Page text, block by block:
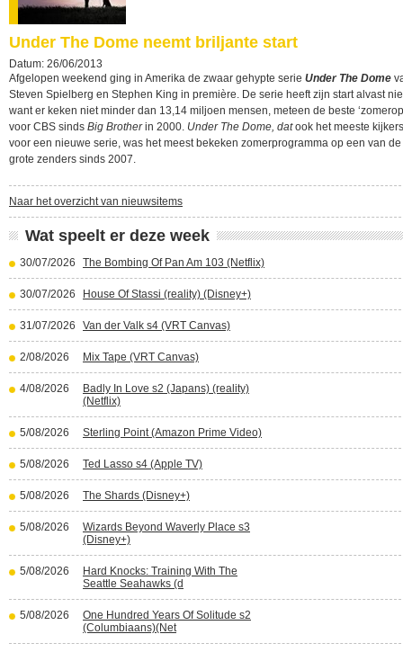
Under The Dome neemt briljante start
Datum: 26/06/2013
Afgelopen weekend ging in Amerika de zwaar gehypte serie Under The Dome
Steven Spielberg en Stephen King in première. De serie heeft zijn start alvast
want er keken niet minder dan 13,14 miljoen mensen, meteen de beste
voor CBS sinds Big Brotherin 2000. Under The Dome, datook het meeste
voor een nieuwe serie, was het meest bekeken zomerprogramma op een van
grote zenders sinds 2007.
Naar het overzicht van nieuwsitems
Wat speelt er deze week
30/07/2026 The Bombing Of Pan Am 103 (Netflix)
30/07/2026 House Of Stassi (reality) (Disney+)
31/07/2026 Van der Valk s4 (VRT Canvas)
2/08/2026 Mix Tape (VRT Canvas)
4/08/2026
Badly In Love s2 (Japans) (reality)
(Netflix)
5/08/2026 Sterling Point (Amazon Prime Video)
5/08/2026 Ted Lasso s4 (Apple TV)
5/08/2026 The Shards (Disney+)
5/08/2026
Wizards Beyond Waverly Place s3
(Disney+)
5/08/2026
Hard Knocks: Training With The
Seattle Seahawks (d
5/08/2026
One Hundred Years Of Solitude s2
(Columbiaans)(Net